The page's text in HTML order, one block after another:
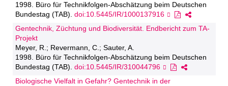
1998. Büro für Technikfolgen-Abschätzung beim Deutschen
Bundestag (TAB). doi:10.5445/IR/1000137916
Gentechnik, Züchtung und Biodiversität. Endbericht zum TA-
Projekt
Meyer, R.; Revermann, C.; Sauter, A.
1998. Büro für Technikfolgen-Abschätzung beim Deutschen
Bundestag (TAB). doi:10.5445/IR/310044796
Biologische Vielfalt in Gefahr? Gentechnik in der